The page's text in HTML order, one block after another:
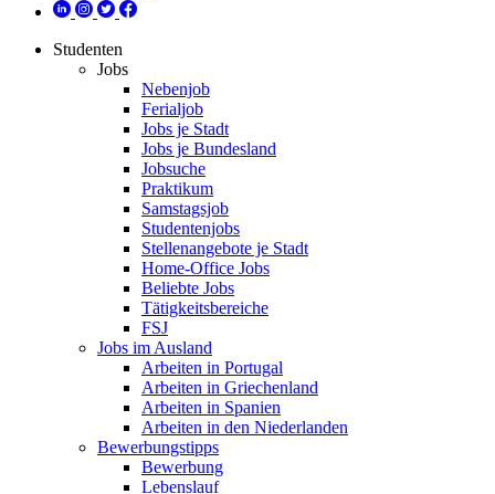
Studenten
Jobs
Nebenjob
Ferialjob
Jobs je Stadt
Jobs je Bundesland
Jobsuche
Praktikum
Samstagsjob
Studentenjobs
Stellenangebote je Stadt
Home-Office Jobs
Beliebte Jobs
Tätigkeitsbereiche
FSJ
Jobs im Ausland
Arbeiten in Portugal
Arbeiten in Griechenland
Arbeiten in Spanien
Arbeiten in den Niederlanden
Bewerbungstipps
Bewerbung
Lebenslauf